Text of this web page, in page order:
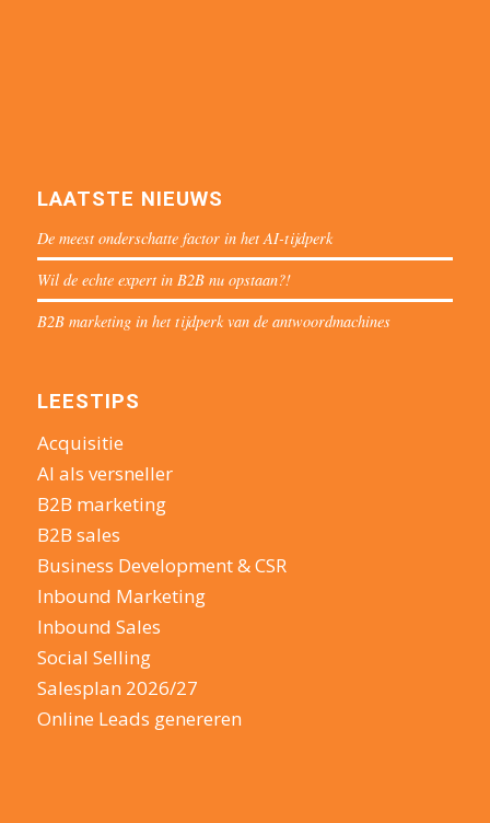
LAATSTE NIEUWS
De meest onderschatte factor in het AI-tijdperk
Wil de echte expert in B2B nu opstaan?!
B2B marketing in het tijdperk van de antwoordmachines
LEESTIPS
Acquisitie
AI als versneller
B2B marketing
B2B sales
Business Development & CSR
Inbound Marketing
Inbound Sales
Social Selling
Salesplan 2026/27
Online Leads genereren